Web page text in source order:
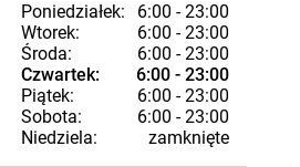
Poniedziałek:
6:00 - 23:00
Wtorek:
6:00 - 23:00
Środa:
6:00 - 23:00
Czwartek:
6:00 - 23:00
Piątek:
6:00 - 23:00
Sobota:
6:00 - 23:00
Niedziela:
zamknięte